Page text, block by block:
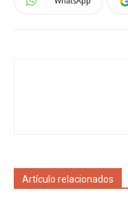
Artículo relacionados